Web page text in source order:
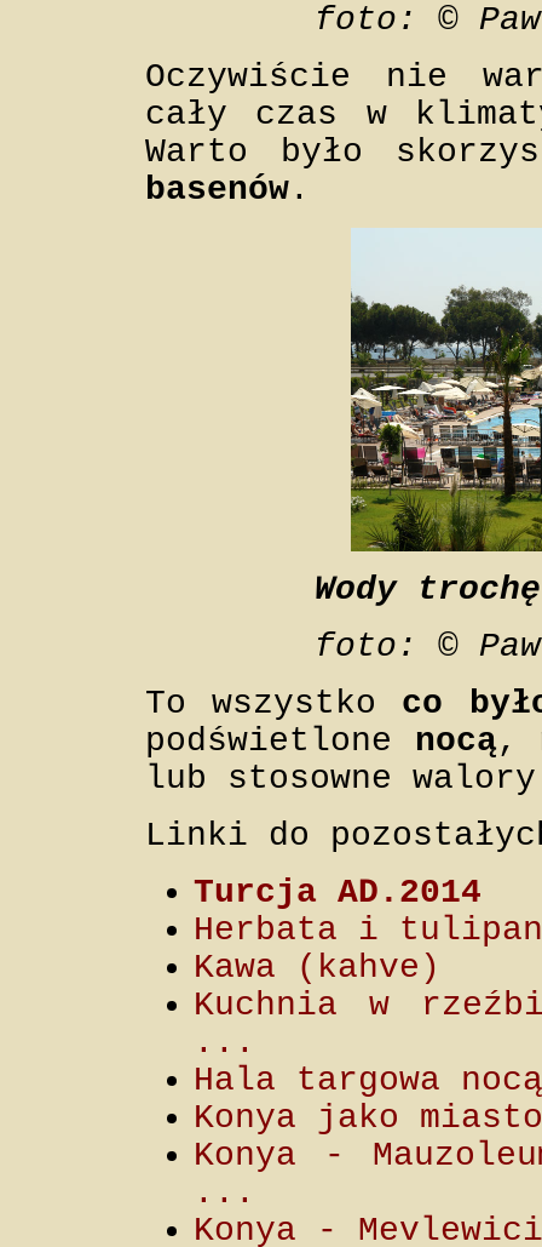
foto: ©
Oczywiście nie
cały czas w
Warto było
basenów.
Wody
foto: ©
To wszystko co
podświetlone nocą,
lub stosowne
Linki do
Turcja AD.2014
Herbata i
Kawa (kahve)
Kuchnia w
...
Hala targowa
Konya jako miasto
Konya -
...
Konya -